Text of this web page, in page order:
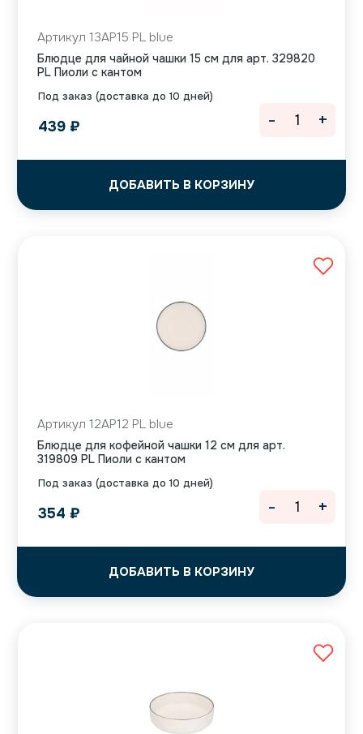
Под заказ (доставка до 10 дней)
Артикул 13AP15 PL blue
Блюдце для чайной чашки 15 см для арт. 329820
PL Пиоли с кантом
439 ₽
ДОБАВИТЬ В КОРЗИНУ
- +
Под заказ (доставка до 10 дней)
Артикул 12AP12 PL blue
Блюдце для кофейной чашки 12 см для арт.
319809 PL Пиоли с кантом
354 ₽
ДОБАВИТЬ В КОРЗИНУ
- +